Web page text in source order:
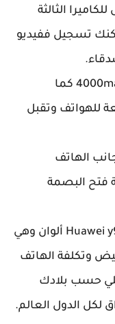
ميجابكسيل للكاميرا الثالثة
تسجيل ففيديو
وجاء الهاتف Huawei y9s ببطارية 4000mah كما
للهواتف وتقبل
الهاتف
فتح البصمة
كما أطلقت شركة صينية للهواتف Huawei y9s ألوان وهي
وتكلفة الهاتف
أمريكي علي حسب بلادك
لكل الدول العالم.